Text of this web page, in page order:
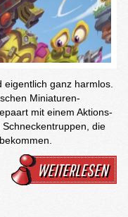
eigentlich ganz harmlos.
Miniaturen-
mit einem Aktions-
die
WEITERLESEN